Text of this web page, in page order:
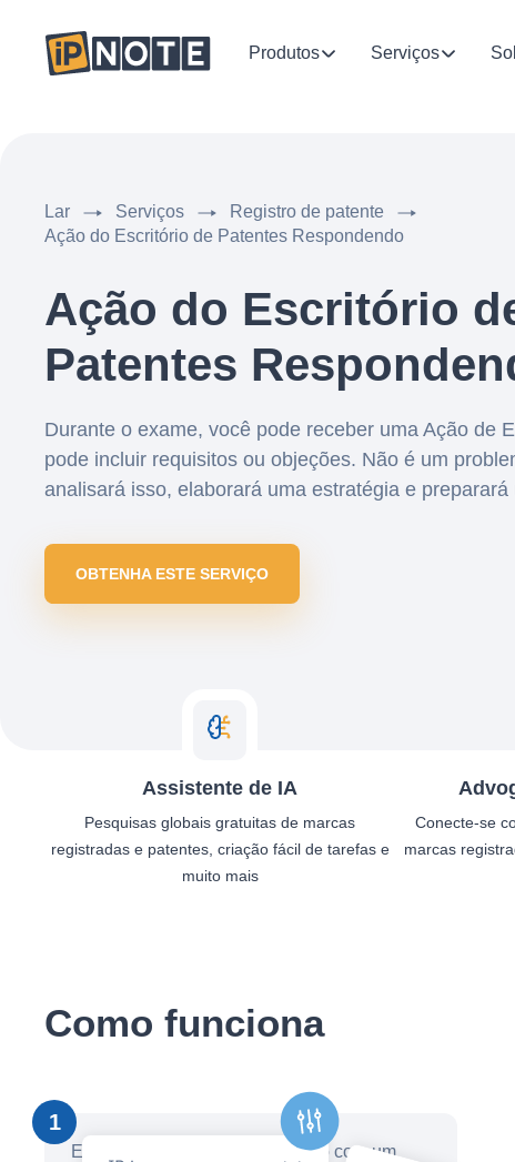
Produtos Serviços
Lar Serviços
Registro de patente
Ação do Escritório de Patentes Respondendo
Ação do Escritório
Patentes
Durante o exame, você pode receber uma Ação de
pode incluir requisitos ou objeções. Não é um
analisará isso, elaborará uma estratégia e preparará
OBTENHA ESTE SERVIÇO
Assistente de IA
Pesquisas globais gratuitas de marcas
registradas e patentes, criação fácil de tarefas e
muito mais
Conecte-se
marcas
Como funciona
1
Em minutos, crie uma solicitação com um